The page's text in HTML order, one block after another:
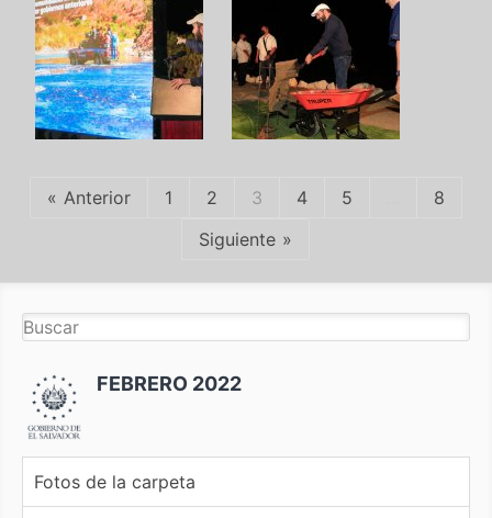
Anterior 1 2 3 4 5
8
Siguiente
FEBRERO 2022
Fotos de la carpeta